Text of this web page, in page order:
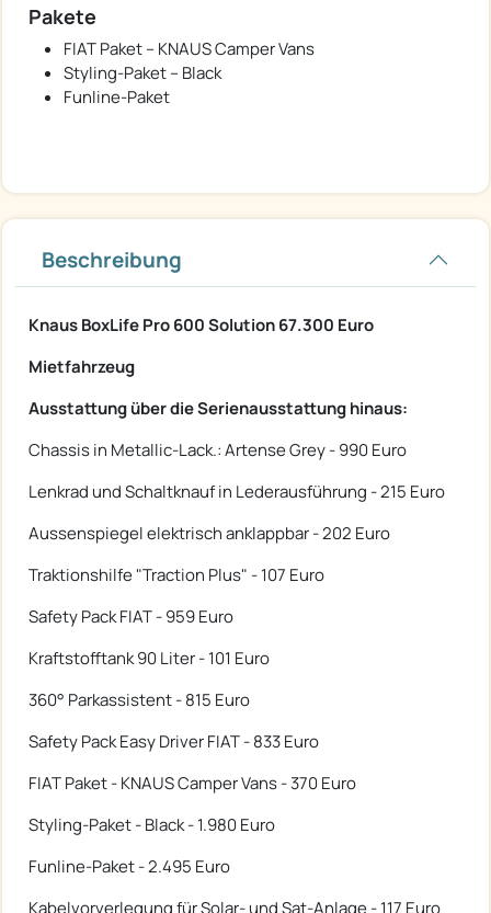
Pakete
FIAT Paket – KNAUS Camper Vans
Styling-Paket – Black
Funline-Paket
Beschreibung
Knaus BoxLife Pro 600 Solution 67.300 Euro
Mietfahrzeug
Ausstattung über die Serienausstattung hinaus:
Chassis in Metallic-Lack.: Artense Grey - 990 Euro
Lenkrad und Schaltknauf in Lederausführung - 215 Euro
Aussenspiegel elektrisch anklappbar - 202 Euro
Traktionshilfe "Traction Plus" - 107 Euro
Safety Pack FIAT - 959 Euro
Kraftstofftank 90 Liter - 101 Euro
360° Parkassistent - 815 Euro
Safety Pack Easy Driver FIAT - 833 Euro
FIAT Paket - KNAUS Camper Vans - 370 Euro
Styling-Paket - Black - 1.980 Euro
Funline-Paket - 2.495 Euro
Kabelvorverlegung für Solar- und Sat-Anlage - 117 Euro